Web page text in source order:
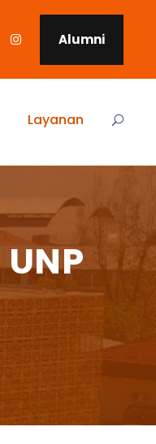
Alumni
Layanan